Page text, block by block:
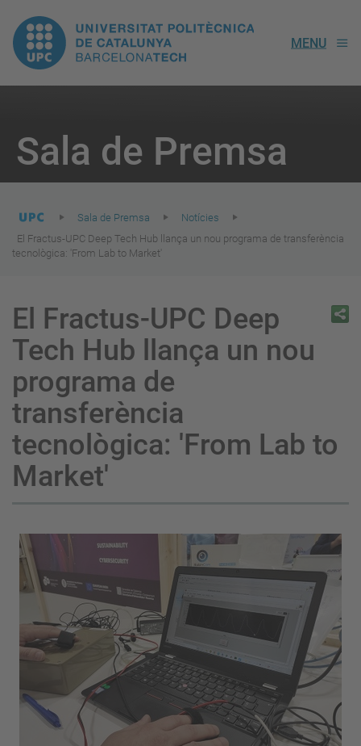
UPC.
Universitat
de
Catalunya
MENU
Sala de Premsa
here:
Sala de Premsa
Notícies
El Fractus-UPC Deep Tech Hub llança un nou programa de transferència
tecnològica: 'From Lab to Market'
El Fractus-UPC Deep
Tech Hub llança un nou
programa de
transferència
tecnològica: 'From Lab to
Market'